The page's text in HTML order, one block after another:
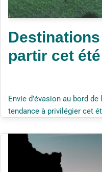
partir cet
Envie d’évasion au bord
tendance à privilégier cet